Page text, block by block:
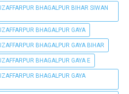
BHAGALPUR BIHAR SIWAN
BHAGALPUR GAYA
BHAGALPUR GAYA BIHAR
BHAGALPUR GAYA E
BHAGALPUR GAYA